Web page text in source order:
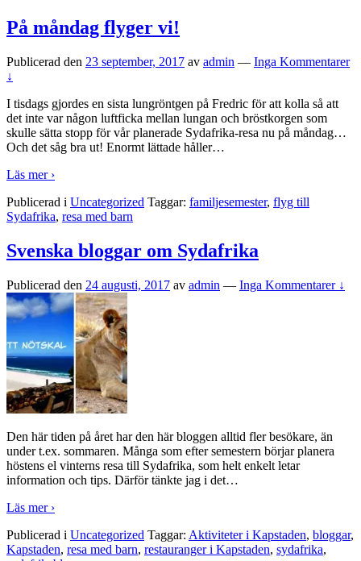
På måndag flyger vi!
Publicerad den 23 september, 2017 av admin — Inga Kommentarer
↓
I tisdags gjordes en sista lungröntgen på Fredric för att kolla så att
det inte var någon luftficka mellan lungan och bröstkorgen som
skulle sätta stopp för vår planerade Sydafrika-resa nu på måndag…
Och det såg bra ut! Enormt lättade håller…
Läs mer ›
Publicerad i Uncategorized Taggar: familjesemester, flyg till
Sydafrika, resa med barn
Svenska bloggar om Sydafrika
Publicerad den 24 augusti, 2017 av admin — Inga Kommentarer ↓
Den här tiden på året har den här bloggen alltid fler besökare, än
under t.ex. sommaren. Många som efter semestern börjar planera
höstens el vinterns resa till Sydafrika, som helt enkelt letar
information och tips. Därför tänkte jag i det…
Läs mer ›
Publicerad i Uncategorized Taggar: Aktiviteter i Kapstaden, bloggar,
Kapstaden, resa med barn, restauranger i Kapstaden, sydafrika,